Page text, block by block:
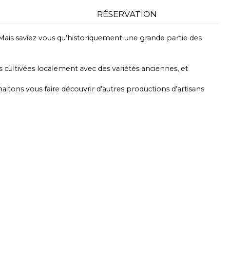
RÉSERVATION
saviez vous qu’historiquement une grande partie des
localement avec des variétés anciennes, et
vous faire découvrir d’autres productions d’artisans